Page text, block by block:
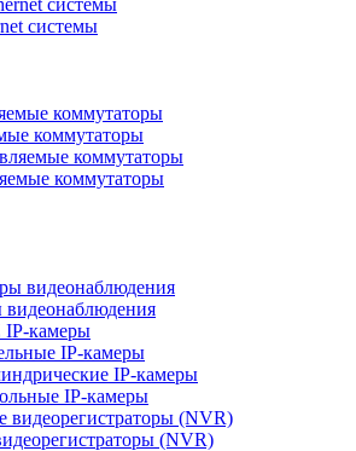
системы
коммутаторы
коммутаторы
видеонаблюдения
IP-камеры
IP-камеры
IP-камеры
IP-камеры
(NVR)